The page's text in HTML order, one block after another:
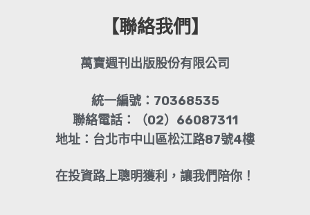
【聯絡我們】
萬寶週刊出版股份有限公司
統一編號：70368535
聯絡電話：（02）66087311
地址：台北市中山區松江路87號4樓
在投資路上聰明獲利，讓我們陪你！